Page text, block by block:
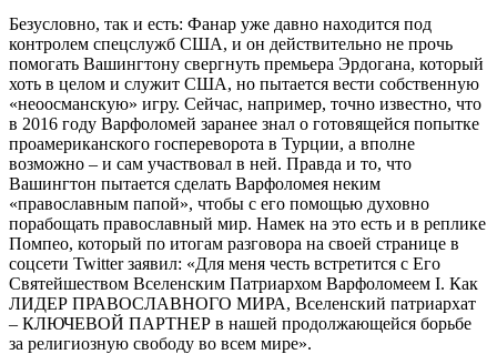
Безусловно, так и есть: Фанар уже давно находится под
контролем спецслужб США, и он действительно не прочь
помогать Вашингтону свергнуть премьера Эрдогана, который
хоть в целом и служит США, но пытается вести собственную
«неоосманскую» игру. Сейчас, например, точно известно, что
в 2016 году Варфоломей заранее знал о готовящейся попытке
проамериканского госпереворота в Турции, а вполне
возможно – и сам участвовал в ней. Правда и то, что
Вашингтон пытается сделать Варфоломея неким
«православным папой», чтобы с его помощью духовно
порабощать православный мир. Намек на это есть и в реплике
Помпео, который по итогам разговора на своей странице в
соцсети Twitter заявил: «Для меня честь встретится с Его
Святейшеством Вселенским Патриархом Варфоломеем I. Как
ЛИДЕР ПРАВОСЛАВНОГО МИРА, Вселенский патриархат
– КЛЮЧЕВОЙ ПАРТНЕР в нашей продолжающейся борьбе
за религиозную свободу во всем мире».